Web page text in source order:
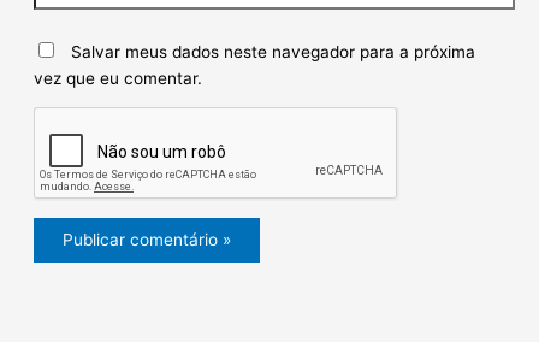
Salvar meus dados neste navegador para a próxima
vez que eu comentar.